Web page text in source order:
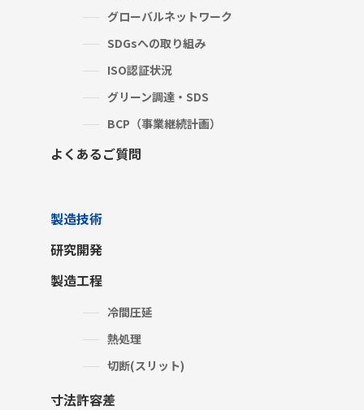
グローバルネットワーク
SDGsへの取り組み
ISO認証状況
グリーン調達・SDS
BCP（事業継続計画）
よくあるご質問
製造技術
研究開発
製造工程
冷間圧延
熱処理
切断(スリット)
寸法許容差